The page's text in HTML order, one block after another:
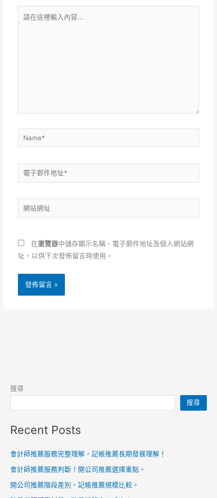
在
Name*
電
子
件
地
*
站
址
在瀏覽器中儲存顯示名稱、電子郵件地址及個人網站網
址，以供下次發佈留言時使用。
搜尋
搜尋
Recent Posts
會計師推薦服務完整理解，記帳推薦長期發展理解！
會計師推薦服務判斷！開公司推薦選擇重點。
開公司推薦階段差別，記帳推薦規模比較。